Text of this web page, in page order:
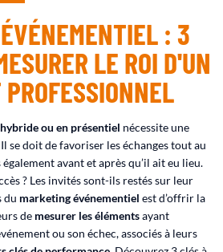
: 3
LE ROI D'UN
ou en présentiel nécessite une
se doit de favoriser les échanges tout au
avant et après qu’il ait eu lieu.
? Les invités sont-ils restés sur leur
du marketing événementiel est d’offrir la
de mesurer les élémentsayant
ou son échec, associés à leurs